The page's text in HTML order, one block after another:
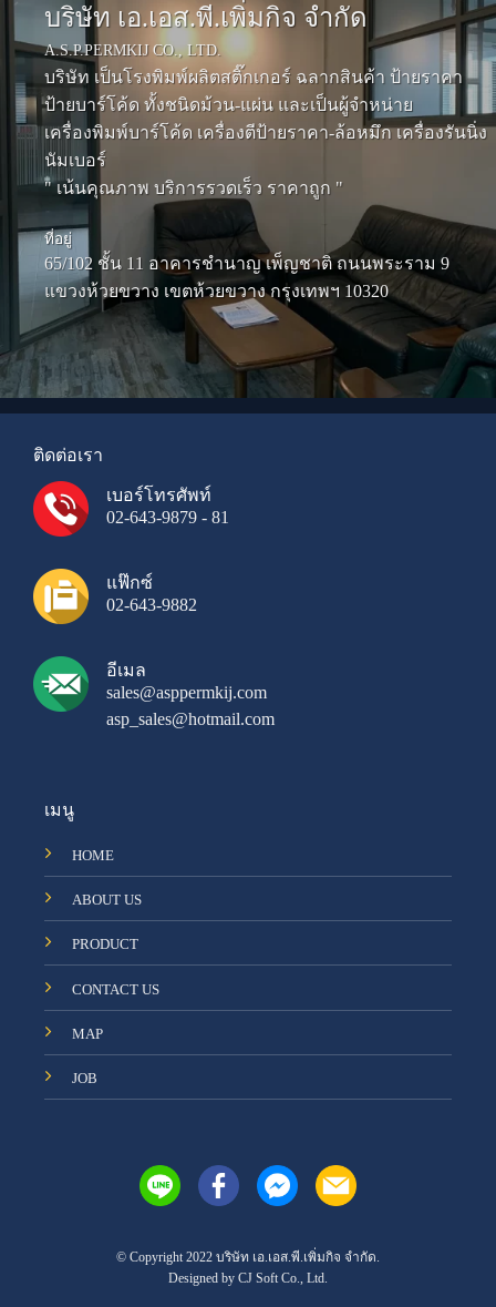
บริษัท เอ.เอส.พี.เพิ่มกิจ จำกัด
A.S.P.PERMKIJ CO., LTD.
บริษัท เป็นโรงพิมพ์ผลิตสติ๊กเกอร์ ฉลากสินค้า ป้ายราคา
ป้ายบาร์โค้ด ทั้งชนิดม้วน-แผ่น และเป็นผู้จำหน่าย
เครื่องพิมพ์บาร์โค้ด เครื่องตีป้ายราคา-ล้อหมึก เครื่องรันนิ่ง
นัมเบอร์
" เน้นคุณภาพ บริการรวดเร็ว ราคาถูก "
ที่อยู่
65/102 ชั้น 11 อาคารชำนาญ เพ็ญชาติ ถนนพระราม 9
แขวงห้วยขวาง เขตห้วยขวาง กรุงเทพฯ 10320
เมนู
HOME
ABOUT US
PRODUCT
CONTACT US
MAP
JOB
© Copyright 2022 บริษัท เอ.เอส.พี.เพิ่มกิจ จำกัด.
Designed by CJ Soft Co., Ltd.
ติดต่อเรา
เบอร์โทรศัพท์
02-643-9879 - 81
แฟ๊กซ์
02-643-9882
อีเมล
sales@asppermkij.com
asp_sales@hotmail.com